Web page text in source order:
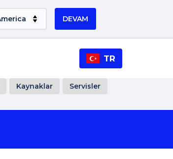
DEVAM
TR
Kaynaklar
Servisler